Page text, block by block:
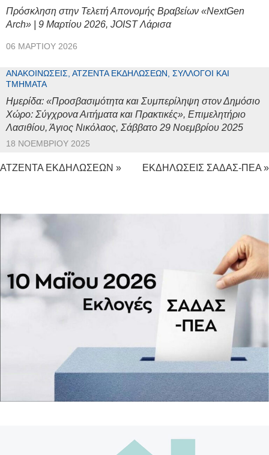
Πρόσκληση στην Τελετή Απονομής Βραβείων «NextGen
Arch» | 9 Μαρτίου 2026, JOIST Λάρισα
06 ΜΑΡΤΊΟΥ 2026
ΑΝΑΚΟΙΝΏΣΕΙΣ, ΑΤΖΈΝΤΑ ΕΚΔΗΛΏΣΕΩΝ, ΣΎΛΛΟΓΟΙ ΚΑΙ
ΤΜΉΜΑΤΑ
Ημερίδα: «Προσβασιμότητα και Συμπερίληψη στον Δημόσιο
Χώρο: Σύγχρονα Αιτήματα και Πρακτικές», Επιμελητήριο
Λασιθίου, Άγιος Νικόλαος, Σάββατο 29 Νοεμβρίου 2025
18 ΝΟΕΜΒΡΊΟΥ 2025
ΑΤΖΕΝΤΑ ΕΚΔΗΛΩΣΕΩΝ » ΕΚΔΗΛΩΣΕΙΣ ΣΑΔΑΣ-ΠΕΑ »